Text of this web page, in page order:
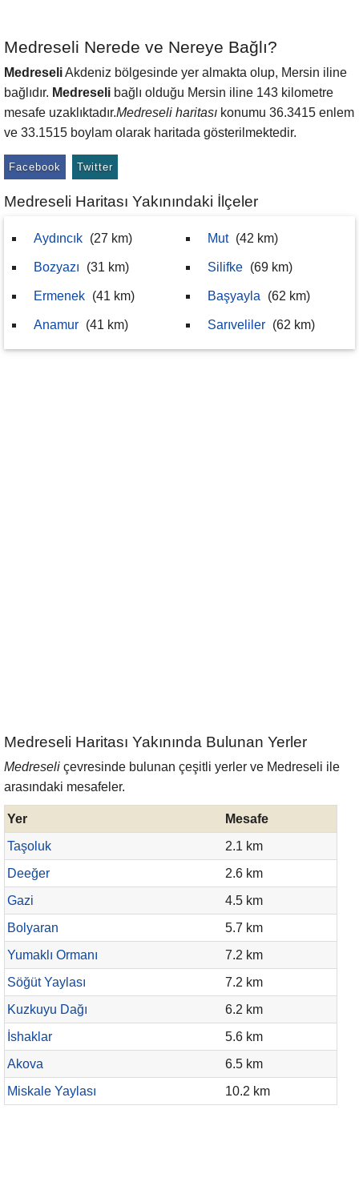
Medreseli Nerede ve Nereye Bağlı?
MedreseliAkdeniz bölgesinde yer almakta olup, Mersin iline
bağlıdır. Medreseli bağlı olduğu Mersin iline 143 kilometre
mesafe uzaklıktadır.Medreseli haritası konumu 36.3415 enlem
ve 33.1515 boylam olarak haritada gösterilmektedir.
Facebook Twitter
Medreseli Haritası Yakınındaki İlçeler
Aydıncık (27 km)
Bozyazı (31 km)
Ermenek (41 km)
Anamur (41 km)
Mut (42 km)
Silifke (69 km)
Başyayla (62 km)
Sarıveliler (62 km)
Medreseli Haritası Yakınında Bulunan Yerler
Medreseli çevresinde bulunan çeşitli yerler ve Medreseli ile
arasındaki mesafeler.
Yer
Mesafe
Taşoluk
2.1 km
Deeğer
2.6 km
Gazi
4.5 km
Bolyaran
5.7 km
Yumaklı Ormanı
7.2 km
Söğüt Yaylası
7.2 km
Kuzkuyu Dağı
6.2 km
İshaklar
5.6 km
Akova
6.5 km
Miskale Yaylası
10.2 km